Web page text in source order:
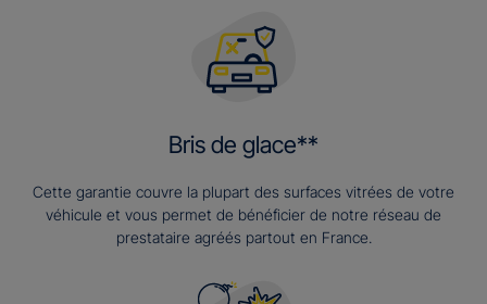
Bris de glace**
Cette garantie couvre la plupart des surfaces vitrées de votre
véhicule et vous permet de bénéficier de notre réseau de
prestataire agréés partout en France.